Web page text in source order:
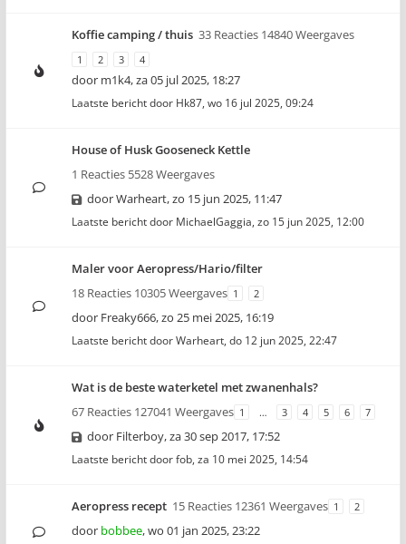
Koffie camping / thuis 33 Reacties 14840 Weergaves
1 2 3 4
door m1k4,za 05 jul 2025, 18:27
Laatste bericht door Hk87, wo 16 jul 2025, 09:24
House of Husk Gooseneck Kettle
1 Reacties 5528 Weergaves
doorWarheart,zo 15 jun 2025, 11:47
Laatste bericht door MichaelGaggia, zo 15 jun 2025, 12:00
Maler voor Aeropress/Hario/filter
18 Reacties 10305 Weergaves 1 2
door Freaky666,zo 25 mei 2025, 16:19
Laatste bericht doorWarheart, do 12 jun 2025, 22:47
Wat is de beste waterketel met zwanenhals?
67 Reacties 127041 Weergaves 1 … 3 4 5 6 7
door Filterboy,za 30 sep 2017, 17:52
Laatste bericht doorfob, za 10 mei 2025, 14:54
Aeropress recept 15 Reacties 12361 Weergaves 1 2
door bobbee,wo 01 jan 2025, 23:22